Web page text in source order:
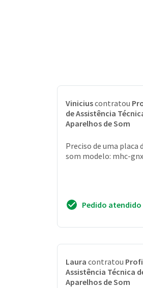
Viniciuscontratou
de Assistência
Aparelhos de Som
Preciso de uma placa
som modelo: mhc-
Pedido atendido
Laura contratou
Assistência Técnica
Aparelhos de Som